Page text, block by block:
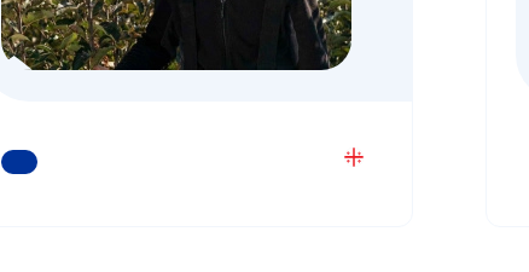
ᲒᲐᲘᲒᲔᲗ ᲛᲔᲢᲘ